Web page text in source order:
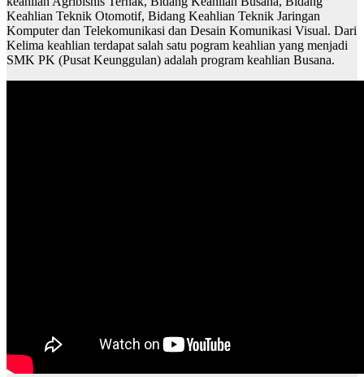
Keahlian Teknik Otomotif, Bidang Keahlian Teknik Jaringan
Komputer dan Telekomunikasi dan Desain Komunikasi Visual. Dari
Kelima keahlian terdapat salah satu pogram keahlian yang menjadi
SMK PK (Pusat Keunggulan) adalah program keahlian Busana.